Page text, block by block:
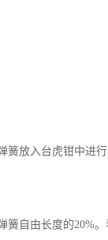
放入台虎钳中进行
自由长度的20%。